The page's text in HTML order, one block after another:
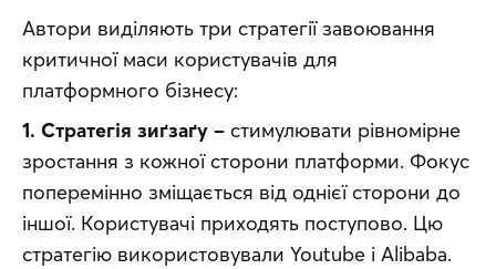
Автори виділяють три стратегії завоювання
критичної маси користувачів для
платформного бізнесу:
1. Стратегія зиґзаґу – стимулювати рівномірне
зростання з кожної сторони платформи. Фокус
поперемінно зміщається від однієї сторони до
іншої. Користувачі приходять поступово. Цю
стратегію використовували Youtube і Alibaba.